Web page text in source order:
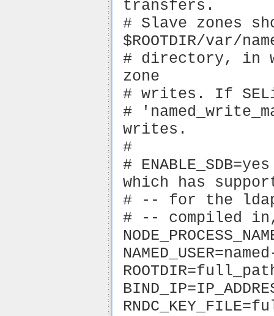
transfers.
# Slave zones
$ROOTDIR/var/
# directory, in
zone
# writes. If
#
writes.
#
#
which has
# -- for the
# -- compiled